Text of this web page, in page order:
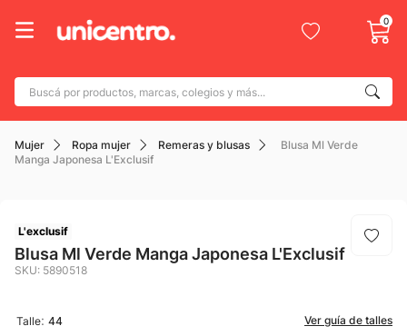
0
Buscá por productos, marcas, colegios y más...
Mujer Ropa mujer Remeras y blusas
Blusa Ml Verde
Manga Japonesa L'Exclusif
L'exclusif
Blusa Ml Verde Manga Japonesa L'Exclusif
SKU: 5890518
Talle: 44 Ver guía de talles
Términos más buscados
1 adidas
mochila
5. botin